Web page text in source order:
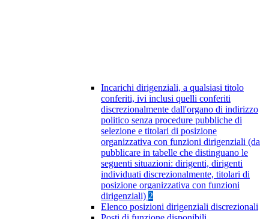
Incarichi dirigenziali, a qualsiasi titolo
conferiti, ivi inclusi quelli conferiti
discrezionalmente dall'organo di indirizzo
politico senza procedure pubbliche di
selezione e titolari di posizione
organizzativa con funzioni dirigenziali (da
pubblicare in tabelle che distinguano le
seguenti situazioni: dirigenti, dirigenti
individuati discrezionalmente, titolari di
posizione organizzativa con funzioni
dirigenziali) 2
Elenco posizioni dirigenziali discrezionali